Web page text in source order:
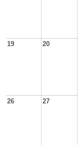
19 20
26 27